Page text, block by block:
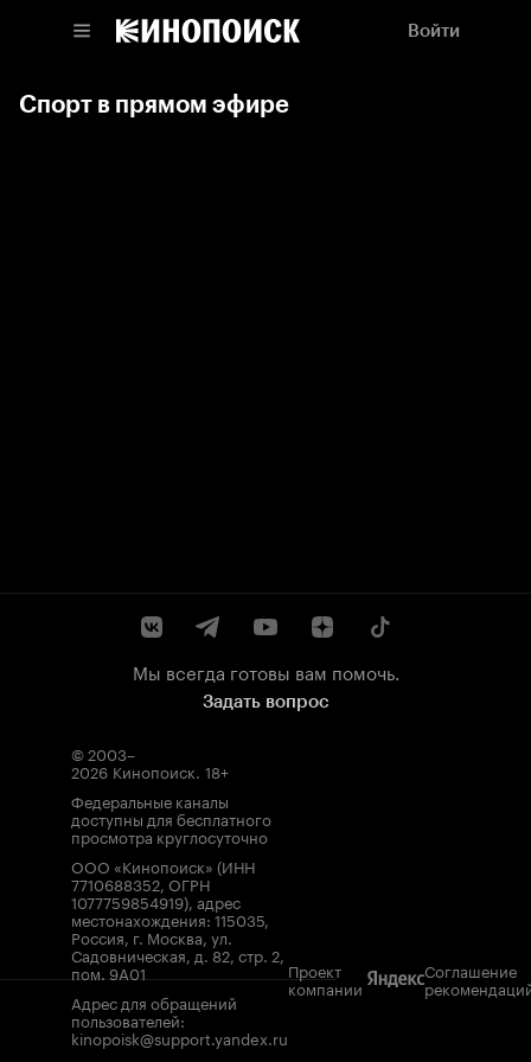
Войти
Спорт в прямом эфире
Мы всегда готовы вам помочь.
Задать вопрос
© 2003–
2026 Кинопоиск. 18+
Федеральные каналы
доступны для бесплатного
просмотра круглосуточно
ООО «Кинопоиск» (ИНН
7710688352, ОГРН
1077759854919), адрес
местонахождения: 115035,
Россия, г. Москва, ул.
Садовническая, д. 82, стр. 2,
пом. 9А01
Адрес для обращений
пользователей:
kinopoisk@support.yandex.ru
Проект
компании
Соглашение